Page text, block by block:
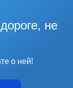
не
о ней!